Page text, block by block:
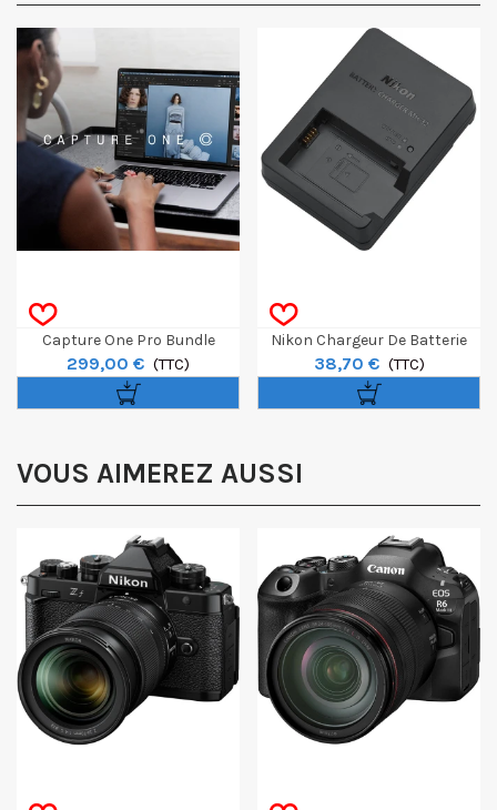
Capture One Pro Bundle
Caméra - Perpétuel
299,00 € (TTC)
Nikon Chargeur De Batterie
MH-32 Pour EN-EL25
38,70 € (TTC)
VOUS AIMEREZ AUSSI